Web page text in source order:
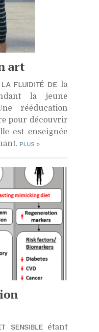
art
FLUIDITÉ DEla
la jeune
rééducation
pour découvrir
est enseignée
PLUS »
SENSIBLEétant